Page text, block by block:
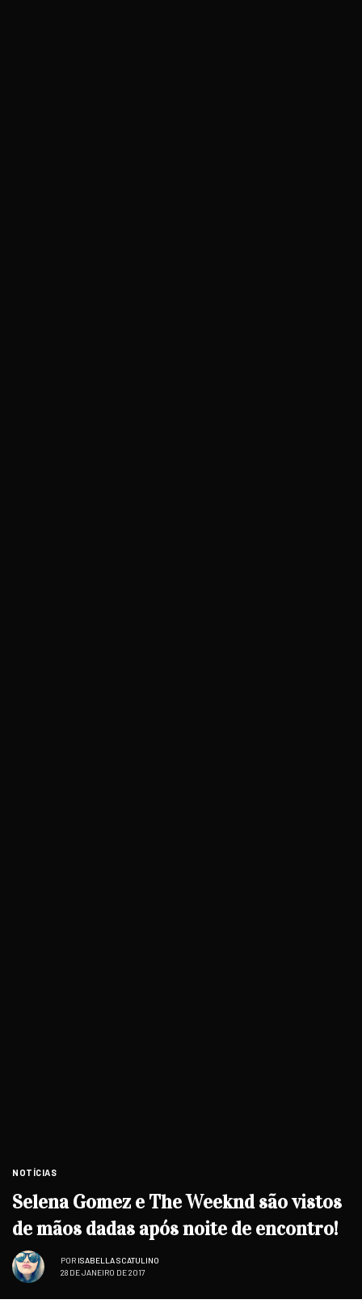
NOTÍCIAS
Selena Gomez e The Weeknd são vistos
de mãos dadas após noite de encontro!
POR ISABELLA SCATULINO
28 DE JANEIRO DE 2017